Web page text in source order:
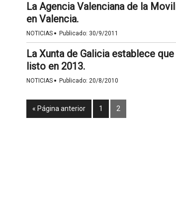
La Agencia Valenciana de la
en Valencia.
NOTICIAS · Publicado: 30/9/2011
La Xunta de Galicia establece
listo en 2013.
NOTICIAS · Publicado: 20/8/2010
« Página anterior 1 2